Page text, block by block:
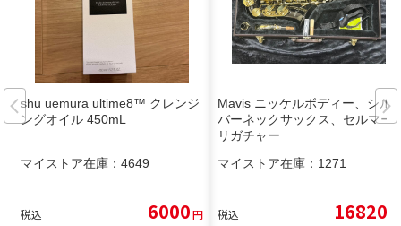
shu uemura ultime8™ クレンジ
ングオイル 450mL
マイストア在庫： 4649
税込 6000円
Mavis ニッケルボディー、シル
バーネックサックス、セルマー
リガチャー
マイストア在庫： 1271
税込 16820